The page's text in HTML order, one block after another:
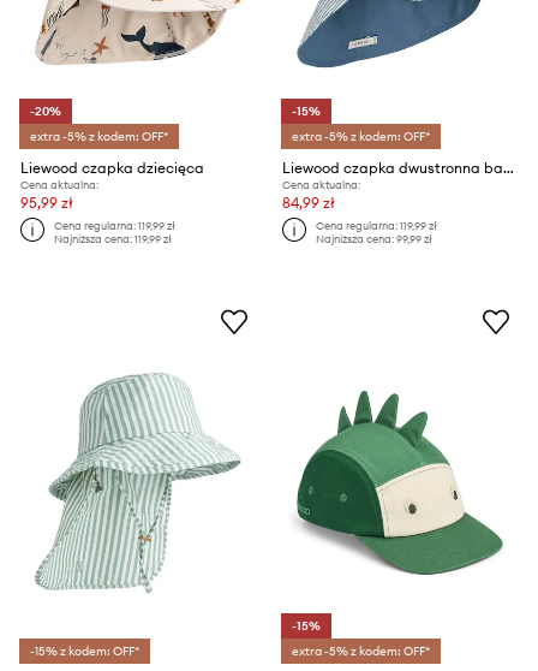
-20%
extra -5% z kodem: OFF*
Liewood czapka dziecięca
Cena aktualna:
95,99 zł
Cena regularna:119,99 zł
Najniższa cena:119,99 zł
-15%
extra -5% z kodem: OFF*
Liewood czapka dwustronna bawełniana dziecięca
Cena aktualna:
84,99 zł
Cena regularna:119,99 zł
Najniższa cena:99,99 zł
-15% z kodem: OFF*
-15%
extra -5% z kodem: OFF*